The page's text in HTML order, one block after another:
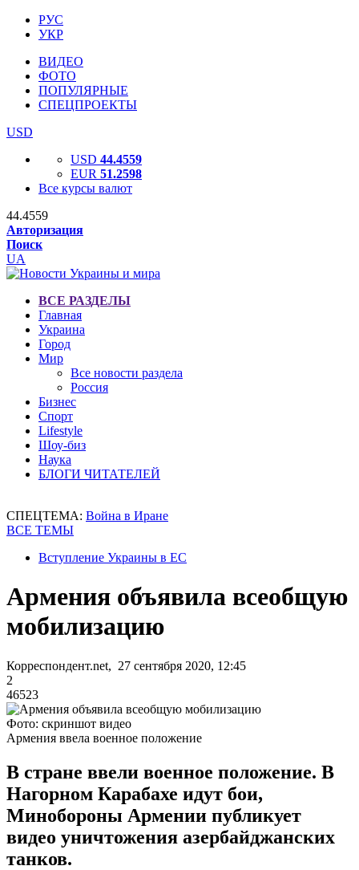
РУС
УКР
ВИДЕО
ФОТО
ПОПУЛЯРНЫЕ
СПЕЦПРОЕКТЫ
USD
USD 44.4559
EUR 51.2598
Все курсы валют
44.4559
Авторизация
Поиск
UA
ВСЕ РАЗДЕЛЫ
Главная
Украина
Город
Мир
Все новости раздела
Россия
Бизнес
Спорт
Lifestyle
Шоу-биз
Наука
БЛОГИ ЧИТАТЕЛЕЙ
СПЕЦТЕМА: Война в Иране
ВСЕ ТЕМЫ
Вступление Украины в ЕС
Армения объявила всеобщую
мобилизацию
Корреспондент.net, 27 сентября 2020, 12:45
2
46523
Фото: скриншот видео
Армения ввела военное положение
В стране ввели военное положение. В
Нагорном Карабахе идут бои,
Минобороны Армении публикует
видео уничтожения азербайджанских
танков.